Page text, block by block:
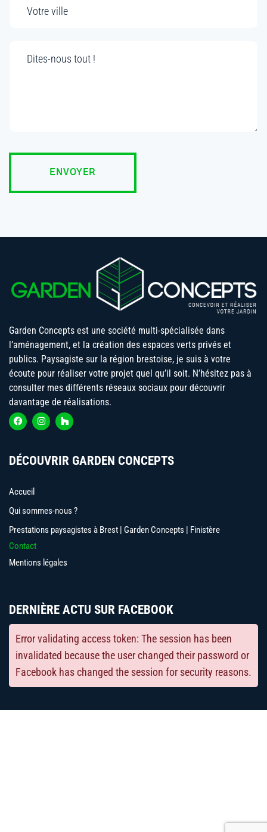
Garden Concepts est une société multi-spécialisée dans
l’aménagement, et la création des espaces verts privés et
publics. Paysagiste sur la région brestoise, je suis à votre
écoute pour réaliser votre projet quel qu’il soit. N’hésitez pas à
consulter mes différents réseaux sociaux pour découvrir
davantage de réalisations.
DÉCOUVRIR GARDEN CONCEPTS
Accueil
Qui sommes-nous ?
Prestations paysagistes à Brest | Garden Concepts | Finistère
Contact
Mentions légales
DERNIÈRE ACTU SUR FACEBOOK
Error validating access token: The session has been
invalidated because the user changed their password or
Facebook has changed the session for security reasons.